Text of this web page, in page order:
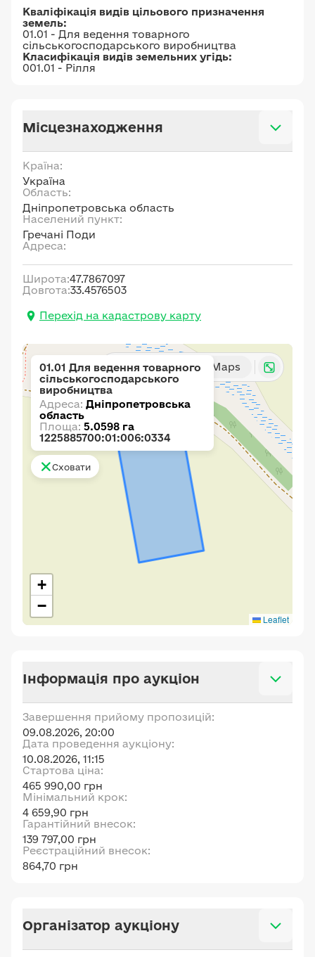
Кваліфікація видів цільового призначення
земель:
01.01 - Для ведення товарного
сільськогосподарського виробництва
Класифікація видів земельних угідь:
001.01 - Рілля
Місцезнаходження
Країна:
Україна
Область:
Дніпропетровська область
Населений пункт:
Гречані Поди
Адреса:
Широта:47.7867097
Довгота:33.4576503
Перехід на кадастрову карту
Карта Google Maps
+
−
Leaflet
01.01 Для ведення товарного
сільськогосподарського
виробництва
Адреса: Дніпропетровська
область
Площа: 5.0598 га
1225885700:01:006:0334
Сховати
Інформація про аукціон
Завершення прийому пропозицій:
09.08.2026, 20:00
Дата проведення аукціону:
10.08.2026, 11:15
Стартова ціна:
465 990,00 грн
Мінімальний крок:
4 659,90 грн
Гарантійний внесок:
139 797,00 грн
Реєстраційний внесок:
864,70 грн
Організатор аукціону